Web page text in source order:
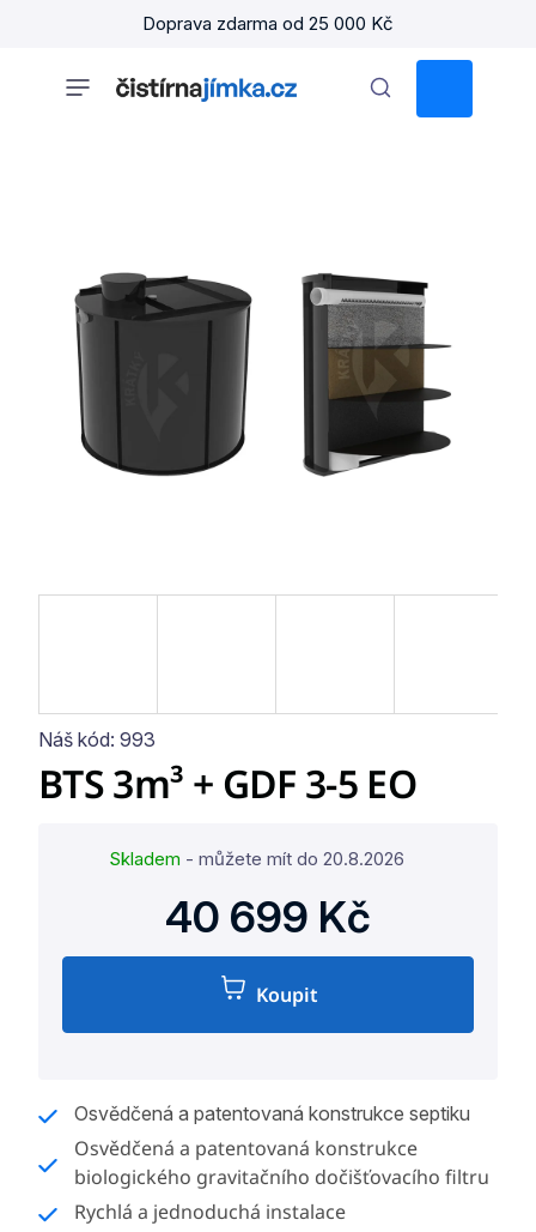
Doprava zdarma od 25 000 Kč
KOŠÍK
Náš kód: 993
BTS 3m³ + GDF 3-5 EO
Skladem - můžete mít do 20.8.2026
40 699 Kč
Koupit
Osvědčená a patentovaná konstrukce septiku
Osvědčená a patentovaná konstrukce
biologického gravitačního dočišťovacího filtru
Rychlá a jednoduchá instalace